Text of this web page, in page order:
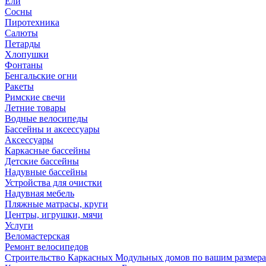
Сосны
Пиротехника
Салюты
Петарды
Хлопушки
Фонтаны
Бенгальские огни
Ракеты
Римские свечи
Летние товары
Водные велосипеды
Бассейны и аксессуары
Аксессуары
Каркасные бассейны
Детские бассейны
Надувные бассейны
Устройства для очистки
Надувная мебель
Пляжные матрасы, круги
Центры, игрушки, мячи
Услуги
Веломастерская
Ремонт велосипедов
Строительство Каркасных Модульных домов по вашим